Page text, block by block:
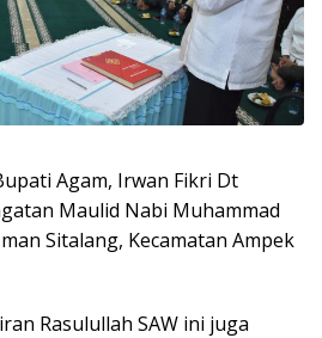
Agam, Irwan Fikri Dt
Maulid Nabi Muhammad
Sitalang, Kecamatan Ampek
Rasulullah SAW ini juga